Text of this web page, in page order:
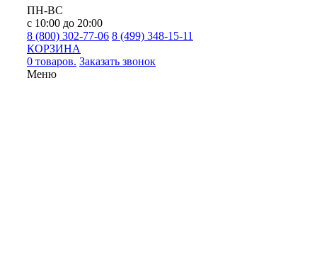
ПН-ВС
с 10:00 до 20:00
8 (800) 302-77-06 8 (499) 348-15-11
КОРЗИНА
0 товаров. Заказать звонок
Меню